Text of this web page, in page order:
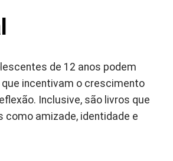
de 12 anos podem
incentivam o crescimento
Inclusive, são livros que
como amizade, identidade e